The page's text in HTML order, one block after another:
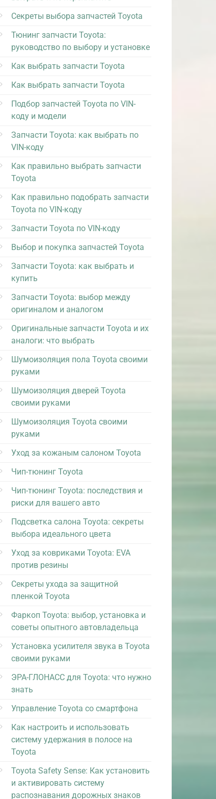
Секреты выбора запчастей Toyota
Тюнинг запчасти Toyota:
руководство по выбору и установке
Как выбрать запчасти Toyota
Как выбрать запчасти Toyota
Подбор запчастей Toyota по VIN-
коду и модели
Запчасти Toyota: как выбрать по
VIN-коду
Как правильно выбрать запчасти
Toyota
Как правильно подобрать запчасти
Toyota по VIN-коду
Запчасти Toyota по VIN-коду
Выбор и покупка запчастей Toyota
Запчасти Toyota: как выбрать и
купить
Запчасти Toyota: выбор между
оригиналом и аналогом
Оригинальные запчасти Toyota и их
аналоги: что выбрать
Шумоизоляция пола Toyota своими
руками
Шумоизоляция дверей Toyota
своими руками
Шумоизоляция Toyota своими
руками
Уход за кожаным салоном Toyota
Чип-тюнинг Toyota
Чип-тюнинг Toyota: последствия и
риски для вашего авто
Подсветка салона Toyota: секреты
выбора идеального цвета
Уход за ковриками Toyota: EVA
против резины
Секреты ухода за защитной
пленкой Toyota
Фаркоп Toyota: выбор, установка и
советы опытного автовладельца
Установка усилителя звука в Toyota
своими руками
ЭРА-ГЛОНАСС для Toyota: что нужно
знать
Управление Toyota со смартфона
Как настроить и использовать
систему удержания в полосе на
Toyota
Toyota Safety Sense: Как установить
и активировать систему
распознавания дорожных знаков